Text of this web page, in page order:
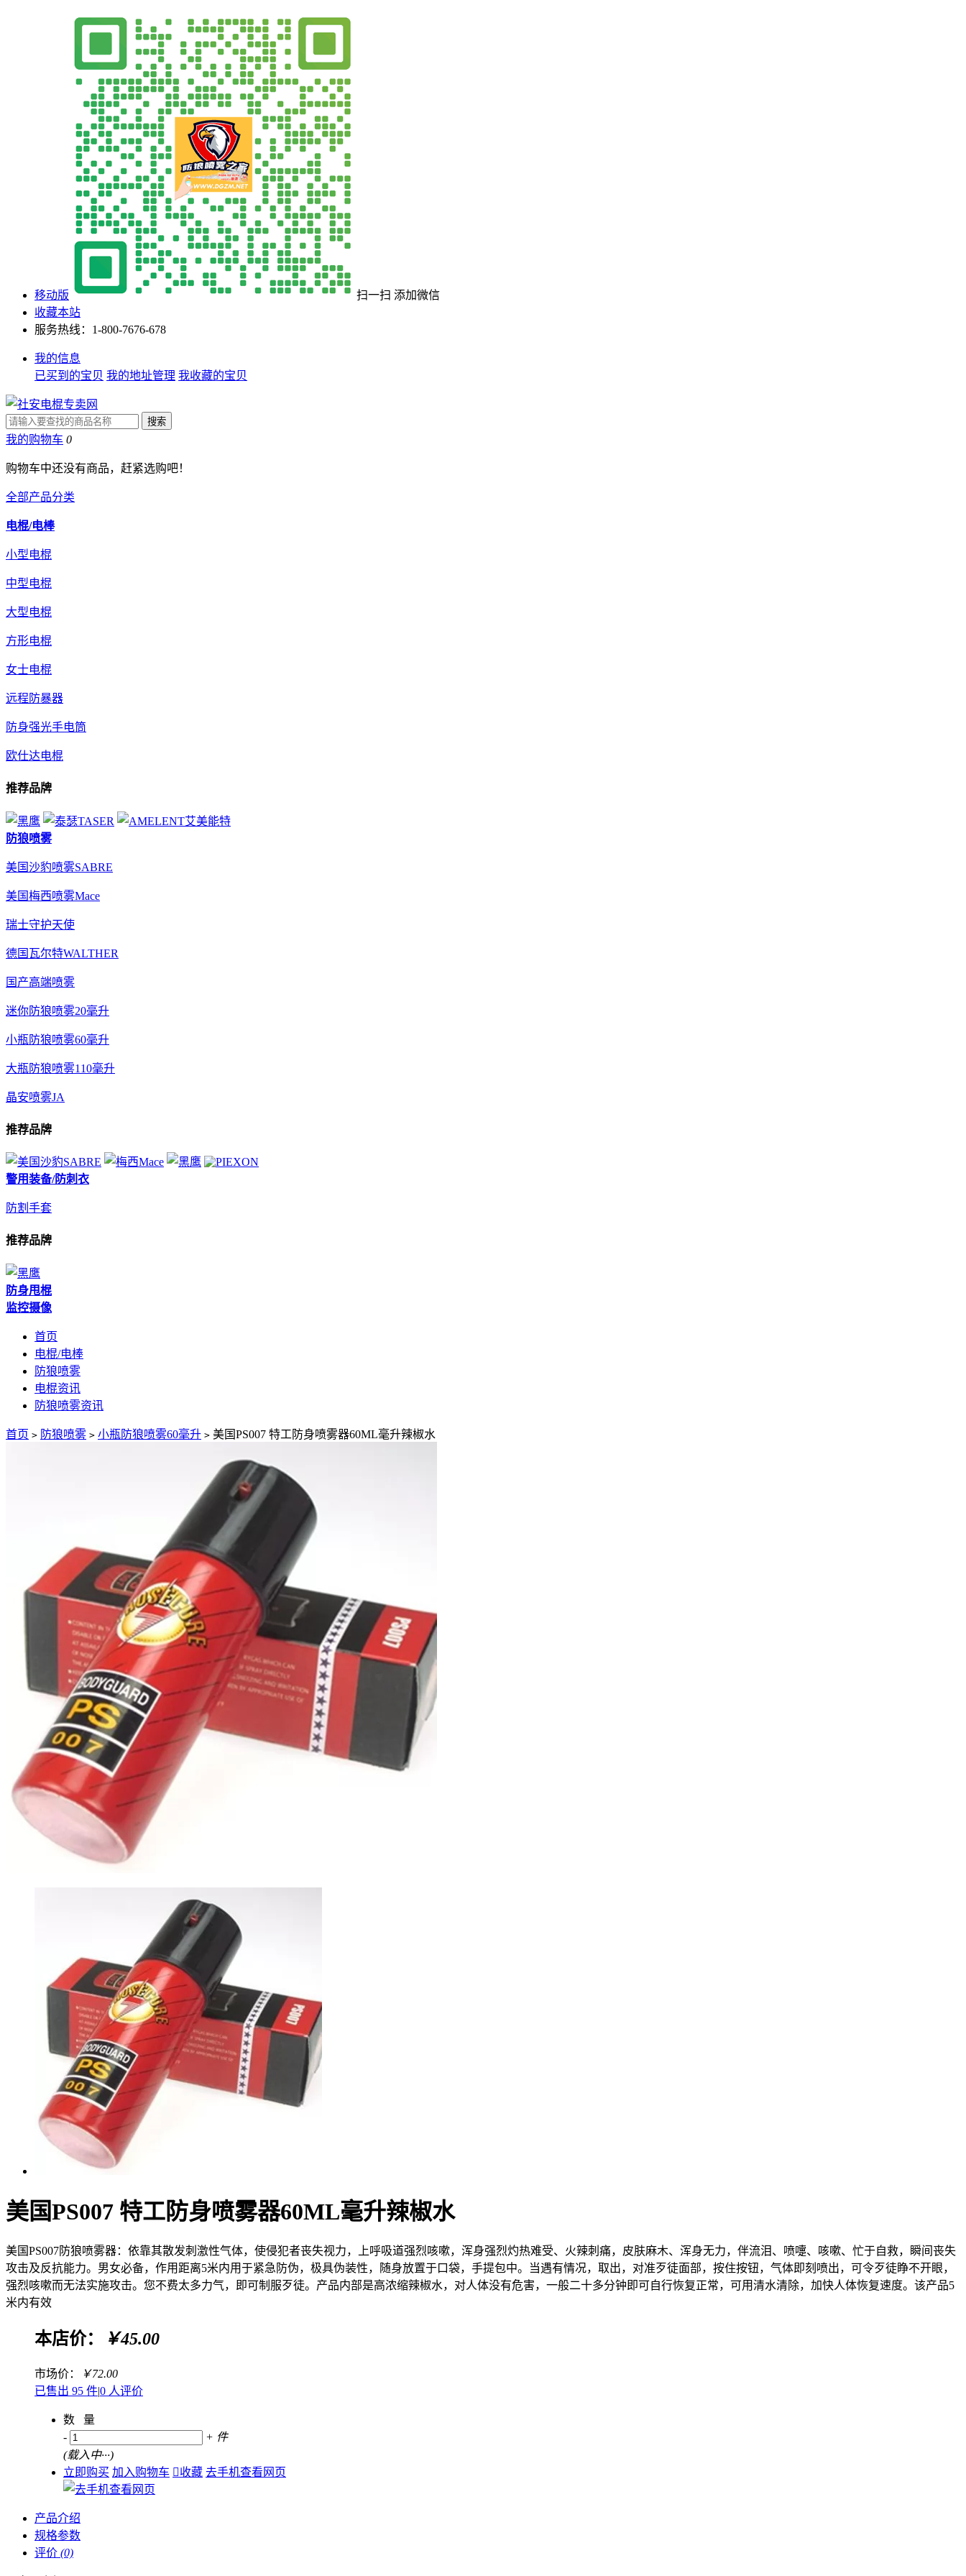
移动版
扫一扫 添加微信
收藏本站
服务热线：1-800-7676-678
我的信息
已买到的宝贝 我的地址管理 我收藏的宝贝
我的购物车 0
购物车中还没有商品，赶紧选购吧！
全部产品分类
电棍/电棒
小型电棍
中型电棍
大型电棍
方形电棍
女士电棍
远程防暴器
防身强光手电筒
欧仕达电棍
推荐品牌
防狼喷雾
美国沙豹喷雾SABRE
美国梅西喷雾Mace
瑞士守护天使
德国瓦尔特WALTHER
国产高端喷雾
迷你防狼喷雾20毫升
小瓶防狼喷雾60毫升
大瓶防狼喷雾110毫升
晶安喷雾JA
推荐品牌
警用装备/防刺衣
防割手套
推荐品牌
防身甩棍
监控摄像
首页
电棍/电棒
防狼喷雾
电棍资讯
防狼喷雾资讯
首页 > 防狼喷雾 > 小瓶防狼喷雾60毫升 > 美国PS007 特工防身喷雾器60ML毫升辣椒水
美国PS007 特工防身喷雾器60ML毫升辣椒水
美国PS007防狼喷雾器：依靠其散发刺激性气体，使侵犯者丧失视力，上呼吸道强烈咳嗽，浑身强烈灼热难受、火辣刺痛，皮肤麻木、浑身无力，伴流泪、喷嚏、咳嗽、忙于自救，瞬间丧失
攻击及反抗能力。男女必备，作用距离5米内用于紧急防伪，极具伪装性，随身放置于口袋，手提包中。当遇有情况，取出，对准歹徒面部，按住按钮，气体即刻喷出，可令歹徒睁不开眼，
强烈咳嗽而无法实施攻击。您不费太多力气，即可制服歹徒。产品内部是高浓缩辣椒水，对人体没有危害，一般二十多分钟即可自行恢复正常，可用清水清除，加快人体恢复速度。该产品5
米内有效
本店价： ￥45.00
市场价：
￥72.00
已售出 95 件|0 人评价
数 量
-
+ 件
(载入中···)
立即购买 加入购物车 收藏 去手机查看网页
产品介绍
规格参数
评价 (0)